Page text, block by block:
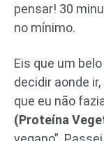
pensar! 30
no mínimo.
Eis que um
decidir aonde
que eu não
(Proteína